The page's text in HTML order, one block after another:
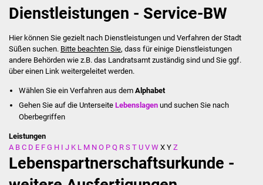
Ausschüsse
Ratsinformationssystem
Jugendbeirat
Summerrockfestival
Stadtverwaltung
Dienstleistungen - Service-BW
Hier können Sie gezielt nach Dienstleistungen und Verfahren der Stadt
Süßen suchen. Bitte beachten Sie, dass für einige Dienstleistungen
andere Behörden wie z.B. das Landratsamt zuständig sind und Sie ggf.
über einen Link weitergeleitet werden.
Wählen Sie ein Verfahren aus dem Alphabet
Gehen Sie auf die UnterseiteLebenslagen und suchen Sie nach
Oberbegriffen
Leistungen
A B C D E F G H I J K L M N O P Q R S T U V W X Y Z
Lebenspartnerschaftsurkunde -